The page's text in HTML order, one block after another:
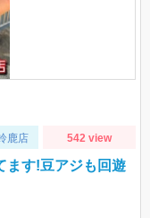
鹿店 542 view
ます!豆アジも回遊